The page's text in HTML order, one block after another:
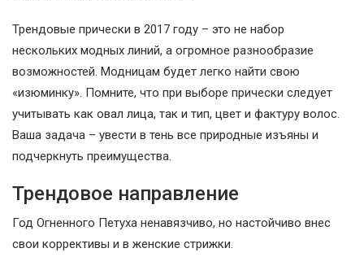
Трендовые прически в 2017 году – это не набор
нескольких модных линий, а огромное разнообразие
возможностей. Модницам будет легко найти свою
«изюминку». Помните, что при выборе прически следует
учитывать как овал лица, так и тип, цвет и фактуру волос.
Ваша задача – увести в тень все природные изъяны и
подчеркнуть преимущества.
Трендовое направление
Год Огненного Петуха ненавязчиво, но настойчиво внес
свои коррективы и в женские стрижки.